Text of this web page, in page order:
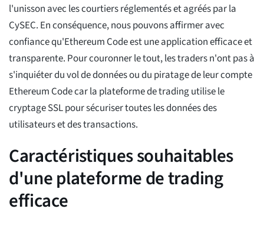
l'unisson avec les courtiers réglementés et agréés par la
CySEC. En conséquence, nous pouvons affirmer avec
confiance qu'Ethereum Code est une application efficace et
transparente. Pour couronner le tout, les traders n'ont pas à
s'inquiéter du vol de données ou du piratage de leur compte
Ethereum Code car la plateforme de trading utilise le
cryptage SSL pour sécuriser toutes les données des
utilisateurs et des transactions.
Caractéristiques souhaitables
d'une plateforme de trading
efficace